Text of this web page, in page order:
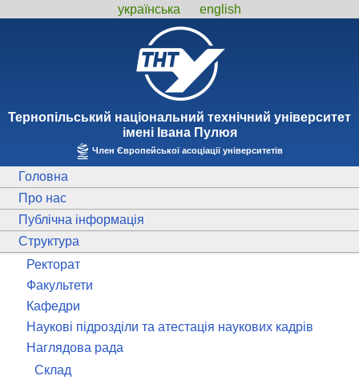
українська english
Тернопiльський національний технiчний унiверситет
iменi Iвана Пулюя
Член Європейської асоціації університетів
Головна
Про нас
Публічна інформація
Структура
Ректорат
Факультети
Кафедри
Наукові підрозділи та атестація наукових кадрів
Наглядова рада
Склад